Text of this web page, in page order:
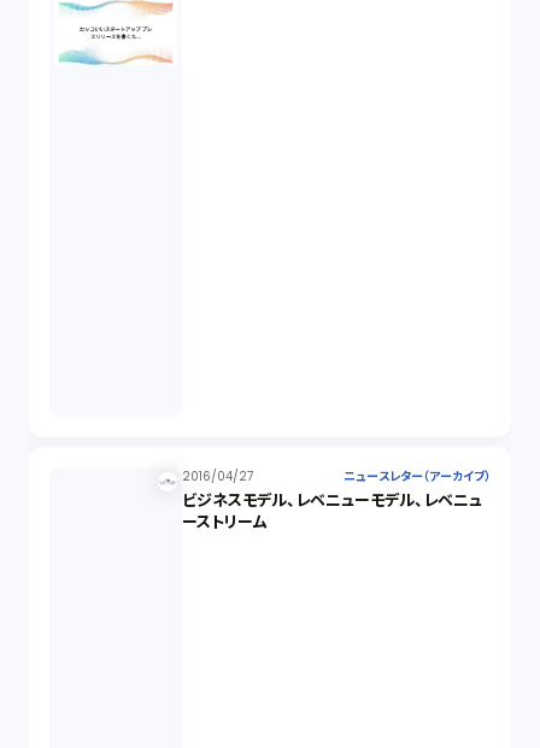
2016/04/27 ニュースレター（アーカイブ）
ビジネスモデル、レベニューモデル、レベニュ
ーストリーム